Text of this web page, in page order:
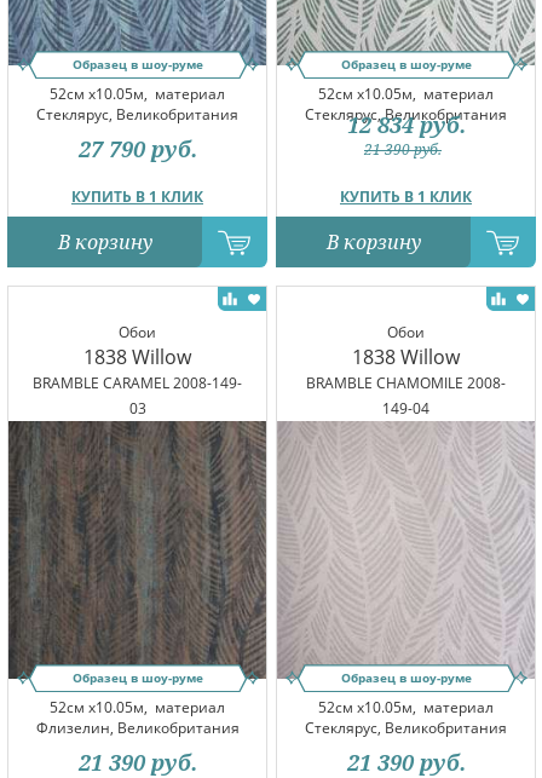
Образец в шоу-руме
52см x10.05м, материал
Стеклярус, Великобритания
КУПИТЬ В 1 КЛИК
27 790 руб.
В корзину
Образец в шоу-руме
52см x10.05м, материал
Стеклярус, Великобритания
КУПИТЬ В 1 КЛИК
21 390руб.
12 834 руб.
В корзину
Обои
1838 Willow
BRAMBLE CARAMEL 2008-149-
03
Образец в шоу-руме
52см x10.05м, материал
Флизелин, Великобритания
21 390 руб.
Обои
1838 Willow
BRAMBLE CHAMOMILE 2008-
149-04
Образец в шоу-руме
52см x10.05м, материал
Стеклярус, Великобритания
21 390 руб.